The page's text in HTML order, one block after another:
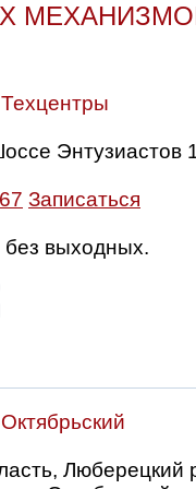
Энтузиастов
Записаться
выходных.
Люберецкий